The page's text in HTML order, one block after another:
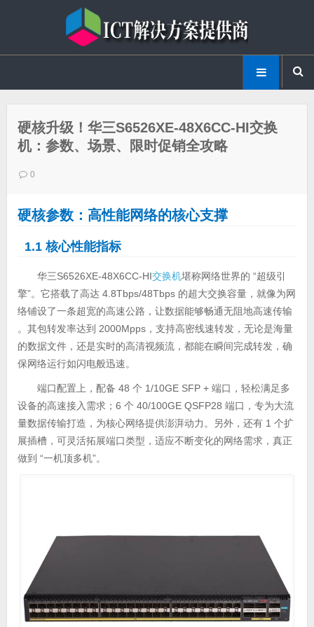
硬核升级！华三S6526XE-48X6CC-HI交换
机：参数、场景、限时促销全攻略
0
硬核参数：高性能网络的核心支撑
1.1 核心性能指标
华三S6526XE-48X6CC-HI交换机堪称网络世界的 “超级引
擎”。它搭载了高达 4.8Tbps/48Tbps 的超大交换容量，就像为网
络铺设了一条超宽的高速公路，让数据能够畅通无阻地高速传输
。其包转发率达到 2000Mpps，支持高密线速转发，无论是海量
的数据文件，还是实时的高清视频流，都能在瞬间完成转发，确
保网络运行如闪电般迅速。
端口配置上，配备 48 个 1/10GE SFP + 端口，轻松满足多
设备的高速接入需求；6 个 40/100GE QSFP28 端口，专为大流
量数据传输打造，为核心网络提供澎湃动力。另外，还有 1 个扩
展插槽，可灵活拓展端口类型，适应不断变化的网络需求，真正
做到 “一机顶多机”。